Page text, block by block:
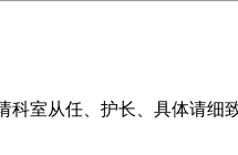
从任、护长、具体请细